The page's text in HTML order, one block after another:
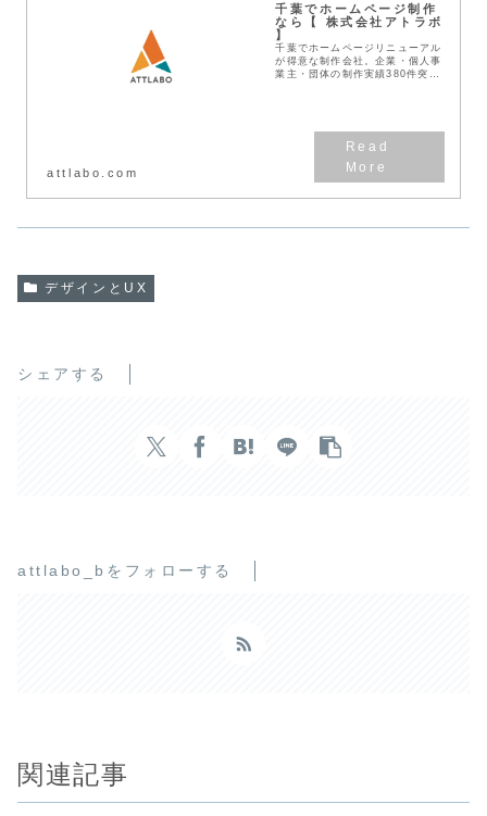
千葉でホームページ制作
なら【 株式会社アトラボ
】
千葉でホームページリニューアル
が得意な制作会社。企業・個人事
業主・団体の制作実績380件突
attlabo.com
デザインとUX
シェアする
attlabo_bをフォローする
関連記事